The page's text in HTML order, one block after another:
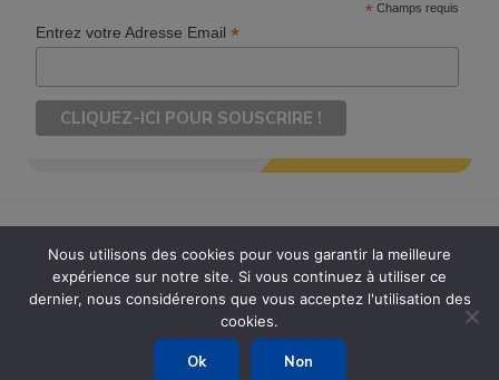
* Champs requis
Entrez votre Adresse Email*
Copyright © 2026 Ouvrir Son Compte. Tous Droits Réservés
Powered by Ouvrir Son Compte
Nous utilisons des cookies pour vous garantir la meilleure
expérience sur notre site. Si vous continuez à utiliser ce
dernier, nous considérerons que vous acceptez l'utilisation des
cookies.
Ok Non